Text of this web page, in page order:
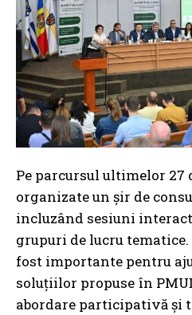
Pe parcursul ultimelor 27
organizate un șir de
incluzând sesiuni
grupuri de lucru
fost importante pentru
soluțiilor propuse în
abordare participativă și